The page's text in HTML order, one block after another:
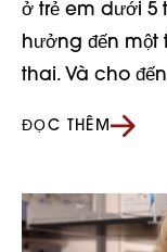
ở trẻ em dưới 5
hưởng đến
thai. Và cho
ĐỌC THÊM